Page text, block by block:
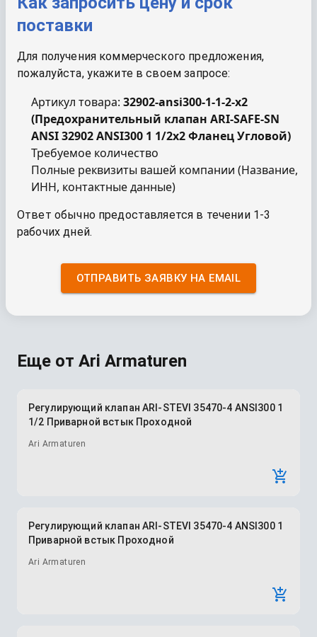
поставки
Для получения коммерческого предложения,
пожалуйста, укажите в своем запросе:
Артикул товара: 32902-ansi300-1-1-2-x2
(Предохранительный клапан ARI-SAFE-SN
ANSI 32902 ANSI300 1 1/2x2 Фланец Угловой)
Требуемое количество
Полные реквизиты вашей компании (Название,
ИНН, контактные данные)
Ответ обычно предоставляется в течении 1-3
рабочих дней.
ОТПРАВИТЬ ЗАЯВКУ НА EMAIL
Еще от Ari Armaturen
Регулирующий клапан ARI-STEVI 35470-4 ANSI300 1
1/2 Приварной встык Проходной
Ari Armaturen
Регулирующий клапан ARI-STEVI 35470-4 ANSI300 1
Приварной встык Проходной
Ari Armaturen